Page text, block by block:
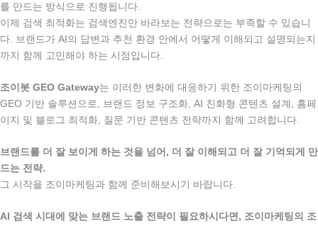
를 만드는 방식으로 진행됩니다.
이제 검색 최적화는 검색엔진만 바라보는 전략으로는 부족할 수 있습니
다. 브랜드가 AI의 답변과 추천 환경 안에서 어떻게 이해되고 설명되는지
까지 함께 고민해야 하는 시점입니다.
조이봇 GEO Gateway는 이러한 변화에 대응하기 위한 조이마케팅의
GEO 기반 솔루션으로, 브랜드 정보 구조화, AI 친화형 콘텐츠 설계, 홈페
이지 및 블로그 최적화, 질문 기반 콘텐츠 전략까지 함께 고려합니다.
브랜드를 더 잘 보이게 하는 것을 넘어, 더 잘 이해되고 더 잘 기억되게 만
드는 전략.
그 시작을 조이마케팅과 함께 준비해보시기 바랍니다.
AI 검색 시대에 맞는 브랜드 노출 전략이 필요하시다면, 조이마케팅의 조